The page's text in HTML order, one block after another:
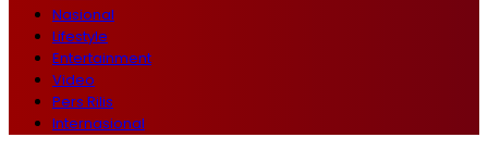
Nasional
Lifestyle
Entertainment
Video
Pers Rilis
Internasional